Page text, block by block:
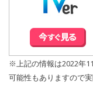
※上記の情報は2022年
可能性もありますので